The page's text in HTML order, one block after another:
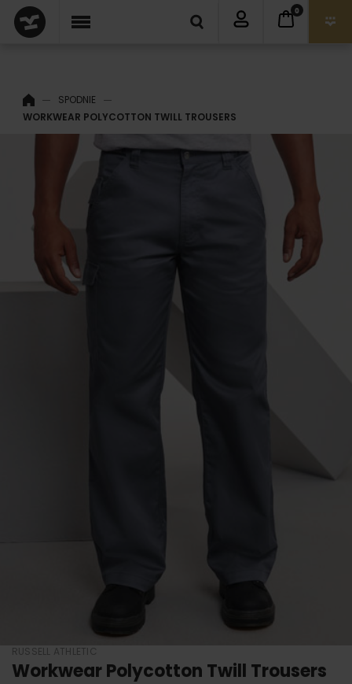
0
SPODNIE
WORKWEAR POLYCOTTON TWILL TROUSERS
RUSSELL ATHLETIC
Workwear Polycotton Twill Trousers